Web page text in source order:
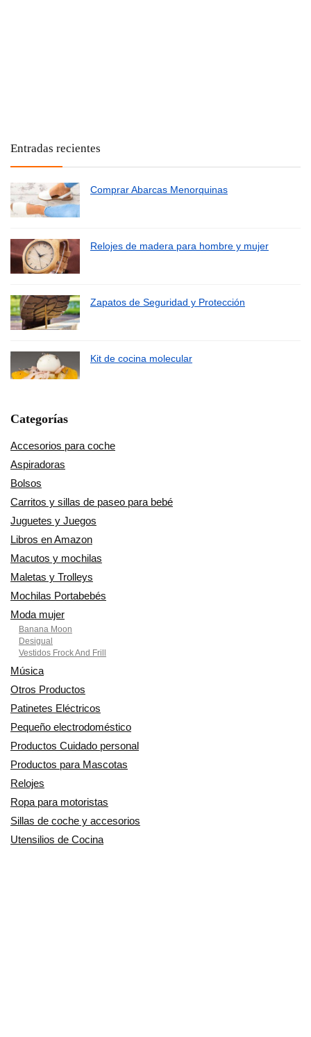
Entradas recientes
Comprar Abarcas Menorquinas
Relojes de madera para hombre y mujer
Zapatos de Seguridad y Protección
Kit de cocina molecular
Categorías
Accesorios para coche
Aspiradoras
Bolsos
Carritos y sillas de paseo para bebé
Juguetes y Juegos
Libros en Amazon
Macutos y mochilas
Maletas y Trolleys
Mochilas Portabebés
Moda mujer
Banana Moon
Desigual
Vestidos Frock And Frill
Música
Otros Productos
Patinetes Eléctricos
Pequeño electrodoméstico
Productos Cuidado personal
Productos para Mascotas
Relojes
Ropa para motoristas
Sillas de coche y accesorios
Utensilios de Cocina